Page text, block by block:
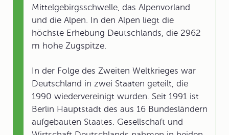
Mittelgebirgsschwelle, das Alpenvorland
und die Alpen. In den Alpen liegt die
höchste Erhebung Deutschlands, die 2962
m hohe Zugspitze.
In der Folge des Zweiten Weltkrieges war
Deutschland in zwei Staaten geteilt, die
1990 wiedervereinigt wurden. Seit 1991 ist
Berlin Hauptstadt des aus 16 Bundesländern
aufgebauten Staates. Gesellschaft und